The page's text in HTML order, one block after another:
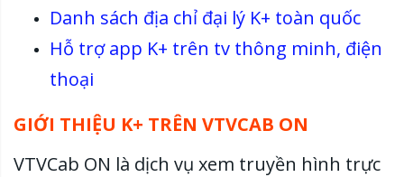
Danh sách địa chỉ đại lý K+ toàn quốc
Hỗ trợ app K+ trên tv thông minh, điện
thoại
GIỚI THIỆU K+ TRÊN VTVCAB ON
VTVCab ON là dịch vụ xem truyền hình trực